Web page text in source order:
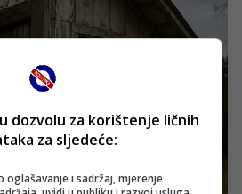
dozvolu za korištenje ličnih
za sljedeće:
oglašavanje i sadržaj, mjerenje